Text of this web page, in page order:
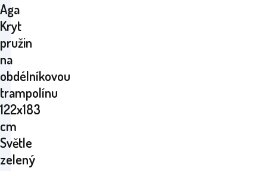
Aga
Kryt
pružin
na
obdélníkovou
trampolínu
122x183
cm
Světle
zelený